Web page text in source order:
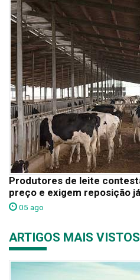
Produtores de leite
preço e exigem reposição
05 ago
ARTIGOS MAIS VISTOS